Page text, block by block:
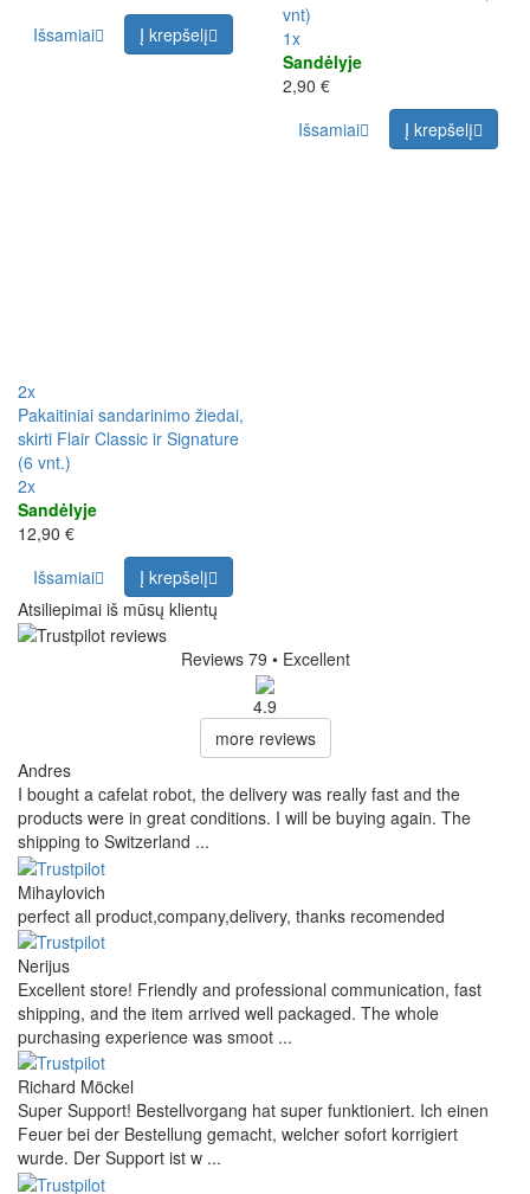
Išsamiai
Į krepšelį
vnt)
1x
Sandėlyje
2,90 €
Išsamiai
Į krepšelį
2x
Pakaitiniai sandarinimo žiedai,
skirti Flair Classic ir Signature
(6 vnt.)
2x
Sandėlyje
12,90 €
Išsamiai
Į krepšelį
Atsiliepimai iš mūsų klientų
Reviews 79 • Excellent
4.9
more reviews
Andres
I bought a cafelat robot, the delivery was really fast and the
products were in great conditions. I will be buying again. The
shipping to Switzerland ...
Mihaylovich
perfect all product,company,delivery, thanks recomended
Nerijus
Excellent store! Friendly and professional communication, fast
shipping, and the item arrived well packaged. The whole
purchasing experience was smoot ...
Richard Möckel
Super Support! Bestellvorgang hat super funktioniert. Ich einen
Feuer bei der Bestellung gemacht, welcher sofort korrigiert
wurde. Der Support ist w ...